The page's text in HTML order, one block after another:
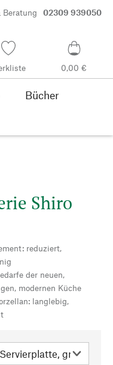
Beratung 02309 939050
0,00 €
Bücher
Shiro
reduziert,
der neuen,
modernen Küche
langlebig,